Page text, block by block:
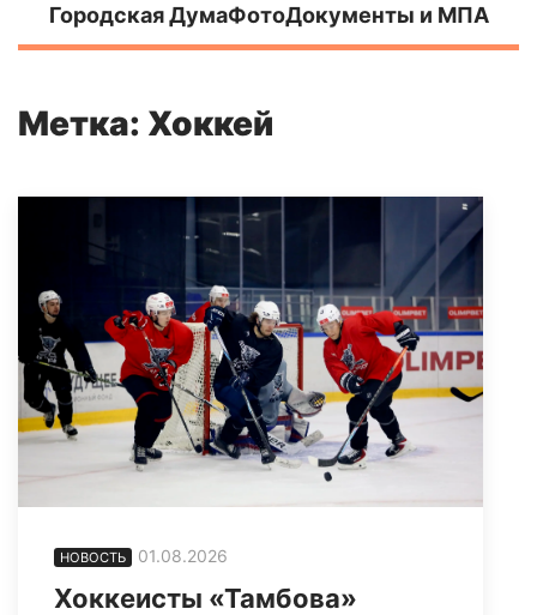
Городская ДумаФотоДокументы и МПА
Метка: Хоккей
НОВОСТЬ 01.08.2026
Хоккеисты «Тамбова»